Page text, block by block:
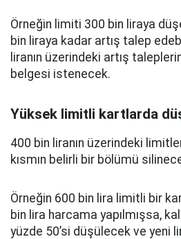
Örneğin limiti 300 bin liraya
bin liraya kadar artış talep
liranın üzerindeki artış
belgesi istenecek.
Yüksek limitli kartlarda
400 bin liranın üzerindeki
kısmın belirli bir bölümü
Örneğin 600 bin lira limitli bir
bin lira harcama yapılmışsa,
yüzde 50’si düşülecek ve yeni